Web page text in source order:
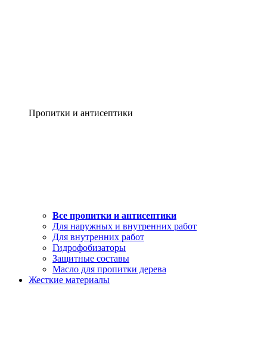
Пропитки и антисептики
Все пропитки и антисептики
Для наружных и внутренних работ
Для внутренних работ
Гидрофобизаторы
Защитные составы
Масло для пропитки дерева
Жесткие материалы